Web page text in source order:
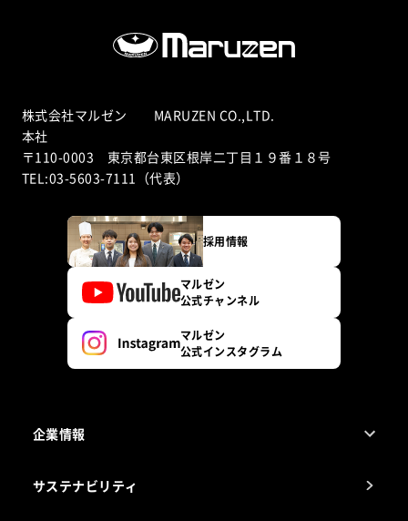
株式会社マルゼン MARUZEN CO.,LTD.
本社
〒110-0003 東京都台東区根岸二丁目１９番１８号
TEL:03-5603-7111（代表）
採用情報
マルゼン
公式チャンネル
マルゼン
公式インスタグラム
企業情報
サステナビリティ